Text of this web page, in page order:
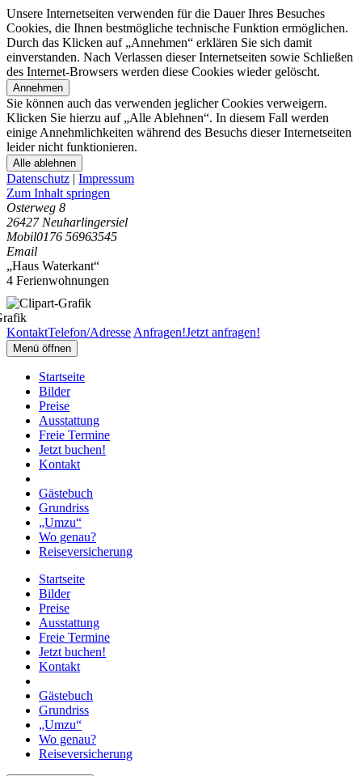
Unsere Internetseiten verwenden für die Dauer Ihres Besuches
Cookies, die Ihnen bestmögliche technische Funktion ermöglichen.
Durch das Klicken auf „Annehmen“ erklären Sie sich damit
einverstanden. Nach Verlassen dieser Internetseiten sowie Schließen
des Internet-Browsers werden diese Cookies wieder gelöscht.
Annehmen
Sie können auch das verwenden jeglicher Cookies verweigern.
Klicken Sie hierzu auf „Alle Ablehnen“. In diesem Fall werden
einige Annehmlichkeiten während des Besuchs dieser Internetseiten
leider nicht funktionieren.
Alle ablehnen
Datenschutz | Impressum
Zum Inhalt springen
Osterweg 8
26427 Neuharlingersiel
Mobil0176 56963545
Email
„Haus Waterkant“
4 Ferienwohnungen
KontaktTelefon/Adresse Anfragen!Jetzt anfragen!
Menü öffnen
Startseite
Bilder
Preise
Ausstattung
Freie Termine
Jetzt buchen!
Kontakt
Gästebuch
Grundriss
„Umzu“
Wo genau?
Reiseversicherung
Startseite
Bilder
Preise
Ausstattung
Freie Termine
Jetzt buchen!
Kontakt
Gästebuch
Grundriss
„Umzu“
Wo genau?
Reiseversicherung